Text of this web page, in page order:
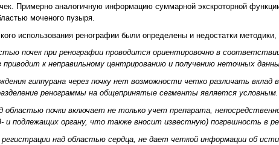
Примерно аналогичную информацию суммарной экскроторной
моченого пузыря.
использования ренографии были определены и недостатки
почек при ренографии проводится ориентировочно в
к неправильному центрированию и получению неточных
гиппурана через почку нет возможности четко различать вклад
ренограммы на общепринятые сегменты является условным.
почки включает не только учет препарата,
и подлежащих органу, что также вносит известную) погрешность в
регистрации над областью сердца, не дает четкой информации об